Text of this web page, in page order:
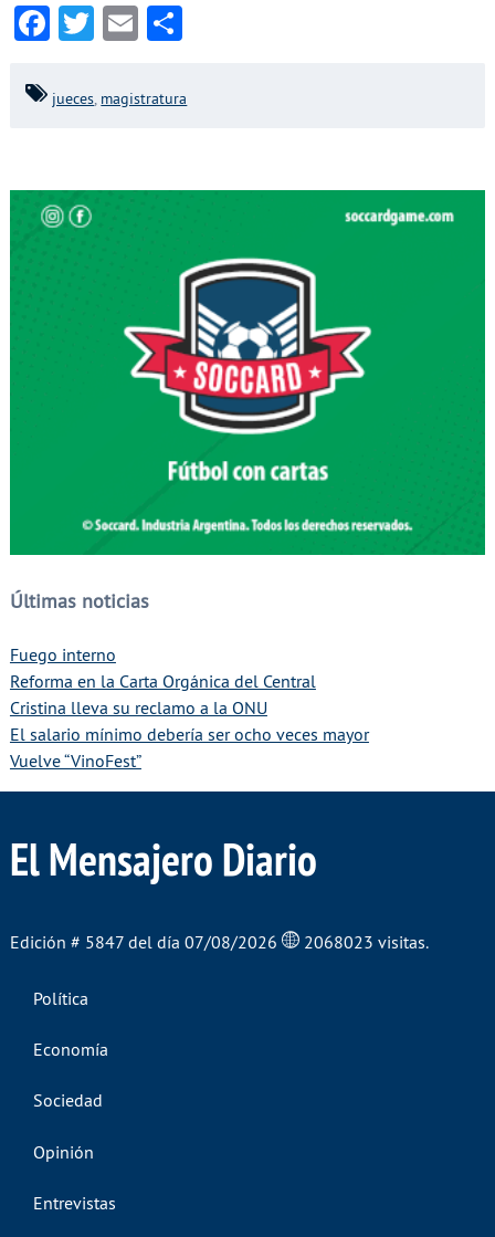
Facebook
Twitter
EmailCompartir
jueces, magistratura
Últimas noticias
Fuego interno
Reforma en la Carta Orgánica del Central
Cristina lleva su reclamo a la ONU
El salario mínimo debería ser ocho veces mayor
Vuelve “VinoFest”
El Mensajero Diario
Edición # 5847 del día 07/08/2026 2068023 visitas.
Política
Economía
Sociedad
Opinión
Entrevistas